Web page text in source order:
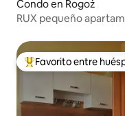
Condo en Rogoż
RUX pequeño
Favorito entre
Favorito entre